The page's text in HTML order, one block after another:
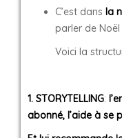
C’est dans la
parler de
Voici la
1. STORYTELLING:
abonné, l’aide à se